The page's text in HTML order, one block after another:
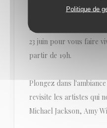
Politique de
Les artistes de la
23 juin pour vous faire
partir de 19h.
Plongez dans
revisite les artistes qui
Michael Jackson, Amy